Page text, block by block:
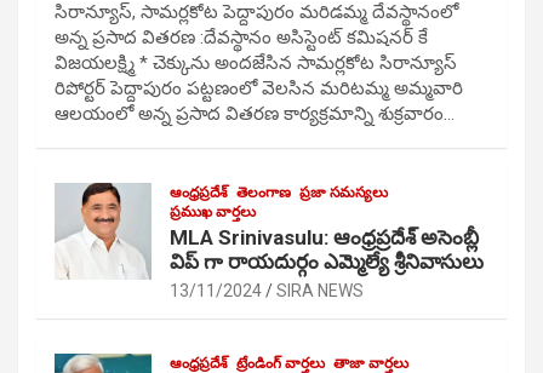
సిరాన్యూస్, సామర్లకోట పెద్దాపురం మరిడమ్మ దేవస్థానంలో
అన్న ప్రసాద వితరణ :దేవస్థానం అసిస్టెంట్ కమిషనర్ కే
విజయలక్ష్మి * చెక్కును అందజేసిన సామర్లకోట సిరాన్యూస్
రిపోర్టర్ పెద్దాపురం పట్టణంలో వెలసిన మరిటమ్మ అమ్మవారి
ఆలయంలో అన్న ప్రసాద వితరణ కార్యక్రమాన్ని శుక్రవారం…
ఆంధ్రప్రదేశ్ తెలంగాణ ప్రజా సమస్యలు
ప్రముఖ వార్తలు
MLA Srinivasulu: ఆంధ్రప్రదేశ్ అసెంబ్లీ
విప్ గా రాయదుర్గం ఎమ్మెల్యే శ్రీనివాసులు
13/11/2024 SIRA NEWS
ఆంధ్రప్రదేశ్ ట్రేండింగ్ వార్తలు తాజా వార్తలు